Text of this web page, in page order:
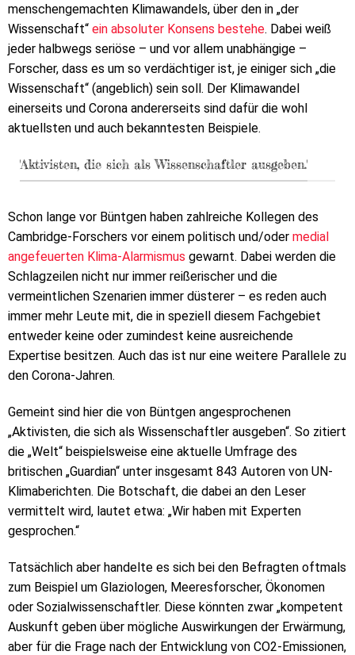
menschengemachten Klimawandels, über den in „der
Wissenschaft“ ein absoluter Konsens bestehe. Dabei weiß
jeder halbwegs seriöse – und vor allem unabhängige –
Forscher, dass es um so verdächtiger ist, je einiger sich „die
Wissenschaft“ (angeblich) sein soll. Der Klimawandel
einerseits und Corona andererseits sind dafür die wohl
aktuellsten und auch bekanntesten Beispiele.
'Aktivisten, die sich als Wissenschaftler ausgeben.'
Schon lange vor Büntgen haben zahlreiche Kollegen des
Cambridge-Forschers vor einem politisch und/oder medial
angefeuerten Klima-Alarmismus gewarnt. Dabei werden die
Schlagzeilen nicht nur immer reißerischer und die
vermeintlichen Szenarien immer düsterer – es reden auch
immer mehr Leute mit, die in speziell diesem Fachgebiet
entweder keine oder zumindest keine ausreichende
Expertise besitzen. Auch das ist nur eine weitere Parallele zu
den Corona-Jahren.
Gemeint sind hier die von Büntgen angesprochenen
„Aktivisten, die sich als Wissenschaftler ausgeben“. So zitiert
die „Welt“ beispielsweise eine aktuelle Umfrage des
britischen „Guardian“ unter insgesamt 843 Autoren von UN-
Klimaberichten. Die Botschaft, die dabei an den Leser
vermittelt wird, lautet etwa: „Wir haben mit Experten
gesprochen.“
Tatsächlich aber handelte es sich bei den Befragten oftmals
zum Beispiel um Glaziologen, Meeresforscher, Ökonomen
oder Sozialwissenschaftler. Diese könnten zwar „kompetent
Auskunft geben über mögliche Auswirkungen der Erwärmung,
aber für die Frage nach der Entwicklung von CO2-Emissionen,